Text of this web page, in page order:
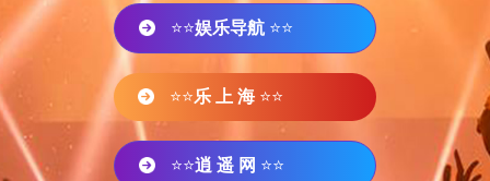
⭐⭐娱乐导航 ⭐⭐
⭐⭐乐 上 海 ⭐⭐
⭐⭐逍 遥 网 ⭐⭐